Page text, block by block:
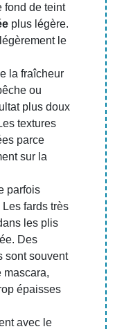
fond de teint
plus légère.
le
la fraîcheur
ou
plus doux
textures
parce
sur la
parfois
fards très
les plis
Des
sont souvent
mascara,
épaisses
avec le